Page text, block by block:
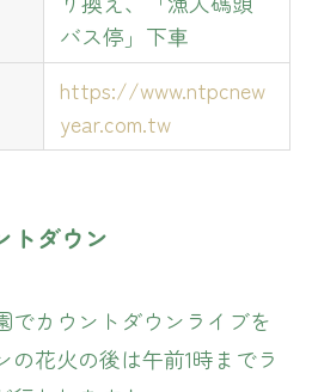
バス停」下車
https://www.ntpcnew
year.com.tw
トダウン
でカウントダウンライブを
花火の後は午前1時までラ